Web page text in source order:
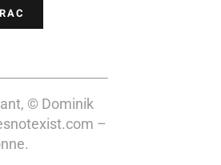
© Dominik
–